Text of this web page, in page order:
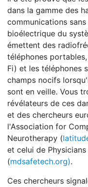
dans la gamme des
communications
bioélectrique du
émettent des
téléphones
Fi) et les téléphones
champs nocifs
sont en veille. Vous
révélateurs de ces
et des chercheurs
l'Association for
Neurotherapy (
et celui de
(mdsafetech.org).
Ces chercheurs